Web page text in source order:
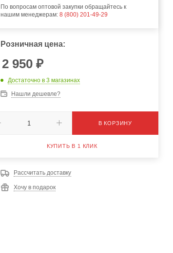
По вопросам оптовой закупки обращайтесь к
нашим менеджерам: 8 (800) 201-49-29
Розничная цена:
2 950₽
Достаточно в 3 магазинах
Нашли дешевле?
В КОРЗИНУ
КУПИТЬ В 1 КЛИК
Рассчитать доставку
Хочу в подарок